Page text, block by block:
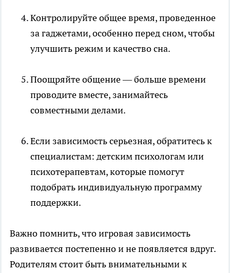
Контролируйте общее время, проведенное
за гаджетами, особенно перед сном, чтобы
улучшить режим и качество сна.
Поощряйте общение — больше времени
проводите вместе, занимайтесь
совместными делами.
Если зависимость серьезная, обратитесь к
специалистам: детским психологам или
психотерапевтам, которые помогут
подобрать индивидуальную программу
поддержки.
Важно помнить, что игровая зависимость
развивается постепенно и не появляется вдруг.
Родителям стоит быть внимательными к